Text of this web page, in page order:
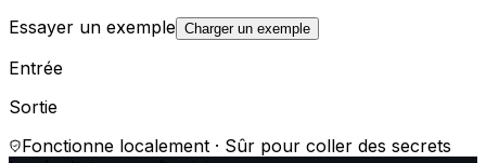
Essayer un exemple Charger un exemple
Entrée
Sortie
Fonctionne localement · Sûr pour coller des secrets